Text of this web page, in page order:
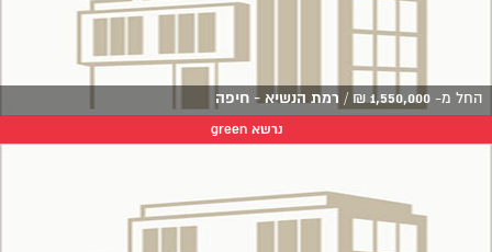
החל מ- 1,550,000
₪
/ רמת הנשיא - חיפה
נרשא green